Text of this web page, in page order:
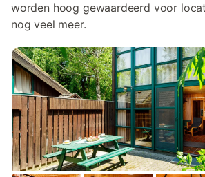
worden hoog gewaardeerd voor
nog veel meer.